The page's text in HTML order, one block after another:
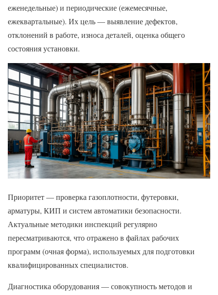
еженедельные) и периодические (ежемесячные,
ежеквартальные). Их цель — выявление дефектов,
отклонений в работе, износа деталей, оценка общего
состояния установки.
Приоритет — проверка газоплотности, футеровки,
арматуры, КИП и систем автоматики безопасности.
Актуальные методики инспекций регулярно
пересматриваются, что отражено в файлах рабочих
программ (очная форма), используемых для подготовки
квалифицированных специалистов.
Диагностика оборудования — совокупность методов и